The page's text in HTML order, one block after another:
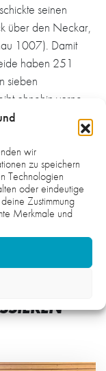
wir
zu speichern
Technologien
oder eindeutige
Zustimmung
Merkmale und
seinen
über den Neckar,
1007). Damit
haben 251
sieben
ohnehin vorne
auf seiner Seite.
Kirsch, Wahl,
(4),
Zaum (1).mj